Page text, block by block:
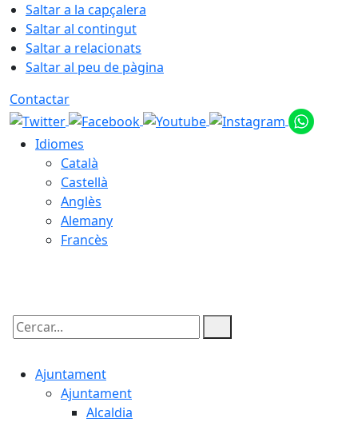
Saltar a la capçalera
Saltar al contingut
Saltar a relacionats
Saltar al peu de pàgina
Contactar
Idiomes
Català
Castellà
Anglès
Alemany
Francès
Cercar:
Ajuntament
Ajuntament
Alcaldia